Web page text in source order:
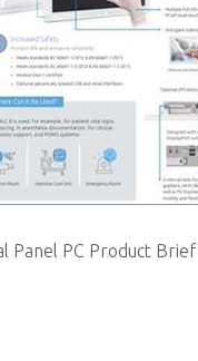
Panel PC Product Brief